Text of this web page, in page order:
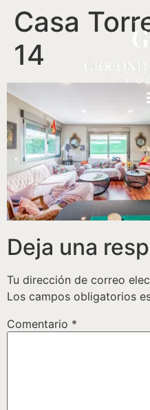
Casa
14
Deja una
Tu dirección de correo
Los campos obligatorios
Comentario *